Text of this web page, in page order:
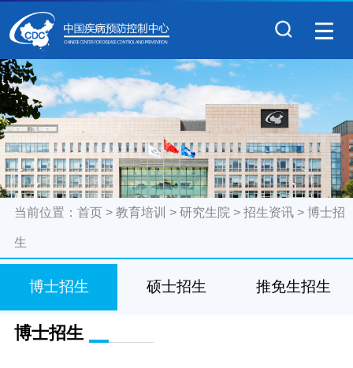
当前位置： 首页> 教育培训 > 研究生院 > 招生资讯> 博士招
生
博士招生 硕士招生 推免生招生
博士招生